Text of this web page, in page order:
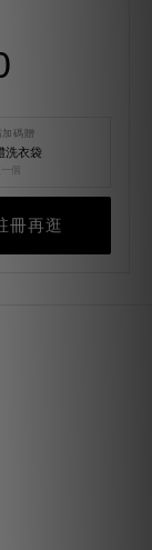
加碼贈
洗衣袋
一個
冊再逛